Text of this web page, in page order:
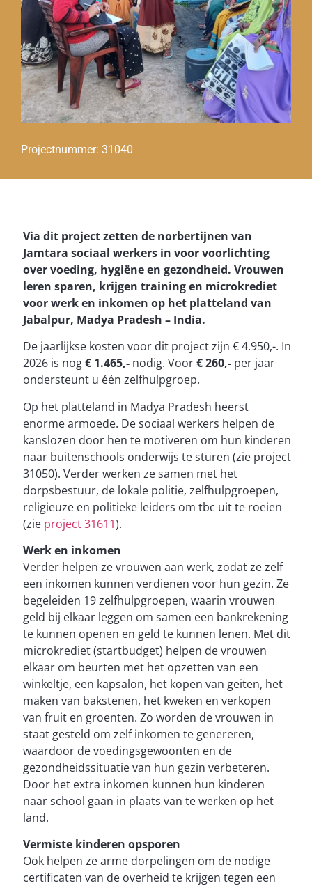
Projectnummer: 31040
Via dit project zetten de norbertijnen van
Jamtara sociaal werkers in voor voorlichting
over voeding, hygiëne en gezondheid. Vrouwen
leren sparen, krijgen training en microkrediet
voor werk en inkomen op het platteland van
Jabalpur, Madya Pradesh – India.
De jaarlijkse kosten voor dit project zijn € 4.950,-. In
2026 is nog€ 1.465,- nodig. Voor€ 260,- per jaar
ondersteunt u één zelfhulpgroep.
Op het platteland in Madya Pradesh heerst
enorme armoede. De sociaal werkers helpen de
kanslozen door hen te motiveren om hun kinderen
naar buitenschools onderwijs te sturen (zie project
31050). Verder werken ze samen met het
dorpsbestuur, de lokale politie, zelfhulpgroepen,
religieuze en politieke leiders om tbc uit te roeien
(zie project 31611).
Werk en inkomen
Verder helpen ze vrouwen aan werk, zodat ze zelf
een inkomen kunnen verdienen voor hun gezin. Ze
begeleiden 19 zelfhulpgroepen, waarin vrouwen
geld bij elkaar leggen om samen een bankrekening
te kunnen openen en geld te kunnen lenen. Met dit
microkrediet (startbudget) helpen de vrouwen
elkaar om beurten met het opzetten van een
winkeltje, een kapsalon, het kopen van geiten, het
maken van bakstenen, het kweken en verkopen
van fruit en groenten. Zo worden de vrouwen in
staat gesteld om zelf inkomen te genereren,
waardoor de voedingsgewoonten en de
gezondheidssituatie van hun gezin verbeteren.
Door het extra inkomen kunnen hun kinderen
naar school gaan in plaats van te werken op het
land.
Vermiste kinderen opsporen
Ook helpen ze arme dorpelingen om de nodige
certificaten van de overheid te krijgen tegen een